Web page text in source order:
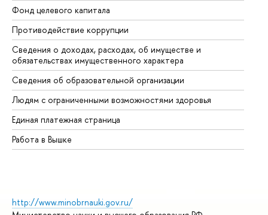
Фонд целевого капитала
Противодействие коррупции
Сведения о доходах, расходах, об имуществе и
обязательствах имущественного характера
Сведения об образовательной организации
Людям с ограниченными возможностями здоровья
Единая платежная страница
Работа в Вышке
http://www.minobrnauki.gov.ru/